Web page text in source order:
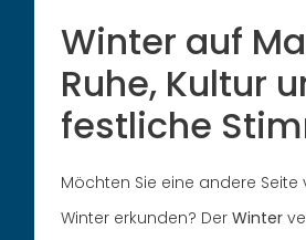
Winter auf
Ruhe, Kultur
festliche
Möchten Sie eine andere
Winter erkunden? DerWinter